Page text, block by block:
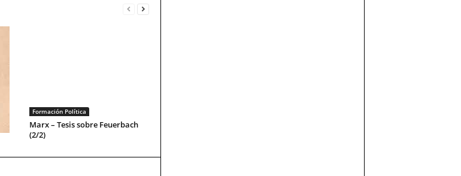
Formación Política
Marx – Tesis sobre Feuerbach
(2/2)